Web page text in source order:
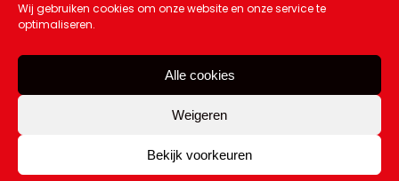
Wij gebruiken cookies om onze website en onze service te
optimaliseren.
Alle cookies
Weigeren
Bekijk voorkeuren
Ontwikkeling / Hosting doorAtSea
Over Ons |Tip de redactie
Contact
Copyright Kattuk.nl 2003-2026